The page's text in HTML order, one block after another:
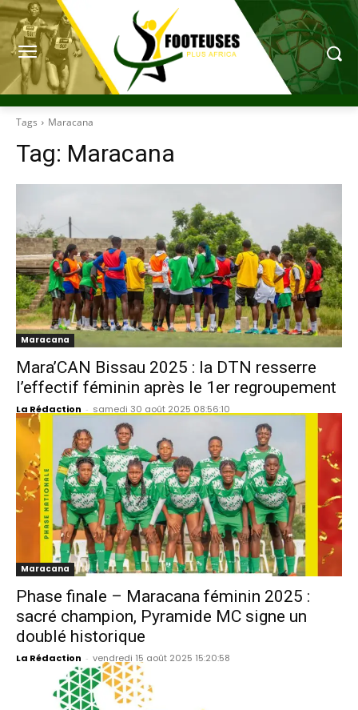
Tags Maracana
Tag: Maracana
Maracana
Mara’CAN Bissau 2025 : la DTN resserre
l’effectif féminin après le 1er regroupement
La Rédaction - samedi 30 août 2025 08:56:10
Maracana
Phase finale – Maracana féminin 2025 :
sacré champion, Pyramide MC signe un
doublé historique
La Rédaction - vendredi 15 août 2025 15:20:58